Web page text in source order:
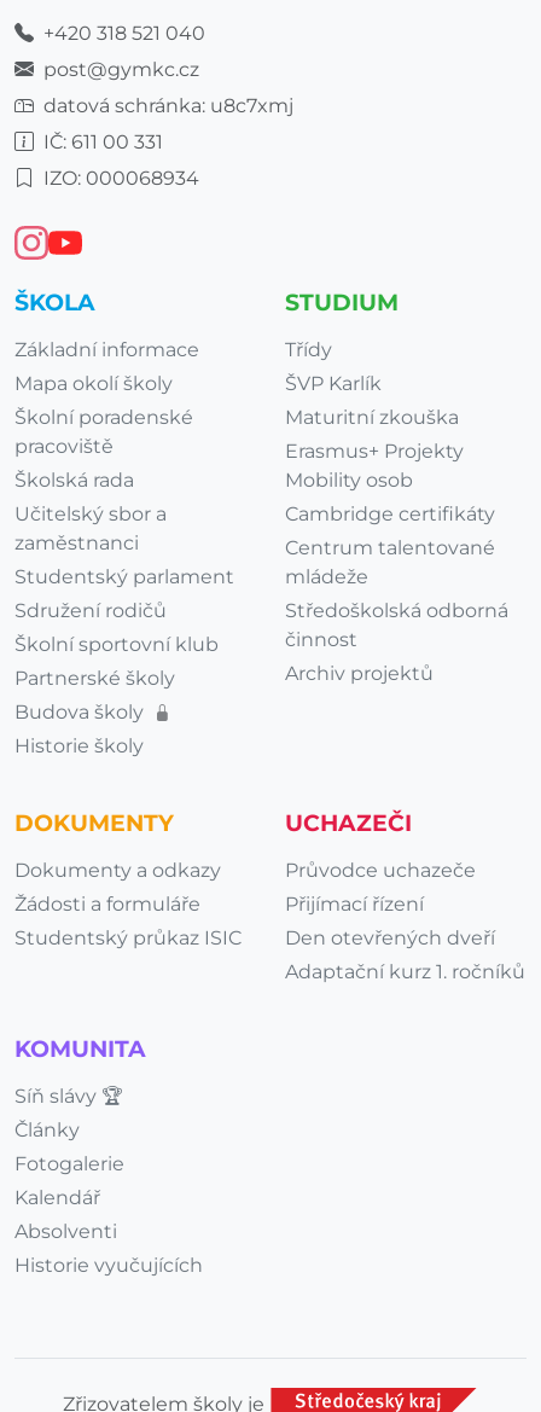
+420 318 521 040
post@gymkc.cz
datová schránka: u8c7xmj
IČ: 611 00 331
IZO: 000068934
ŠKOLA
Základní informace
Mapa okolí školy
Školní poradenské
pracoviště
Školská rada
Učitelský sbor a
zaměstnanci
Studentský parlament
Sdružení rodičů
Školní sportovní klub
Partnerské školy
Budova školy
Historie školy
STUDIUM
Třídy
ŠVP Karlík
Maturitní zkouška
Erasmus+ Projekty
Mobility osob
Cambridge certifikáty
Centrum talentované
mládeže
Středoškolská odborná
činnost
Archiv projektů
DOKUMENTY
Dokumenty a odkazy
Žádosti a formuláře
Studentský průkaz ISIC
UCHAZEČI
Průvodce uchazeče
Přijímací řízení
Den otevřených dveří
Adaptační kurz 1. ročníků
KOMUNITA
Síň slávy 🏆
Články
Fotogalerie
Kalendář
Absolventi
Historie vyučujících
Zřizovatelem školy je